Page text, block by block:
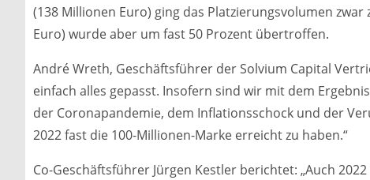
(138 Millionen Euro) ging das Platzierungsvolumen zwar
Euro) wurde aber um fast 50 Prozent übertroffen.
André Wreth, Geschäftsführer der Solvium Capital
einfach alles gepasst. Insofern sind wir mit dem
der Coronapandemie, dem Inflationsschock und der
2022 fast die 100-Millionen-Marke erreicht zu haben.“
Co-Geschäftsführer Jürgen Kestler berichtet: „Auch